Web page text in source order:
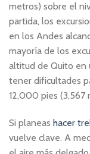
metros) sobre el
partida, los
en los Andes
mayoría de los
altitud de Quito en
tener dificultades
12,000 pies (3,567
Si planeas hacer
vuelve clave. A